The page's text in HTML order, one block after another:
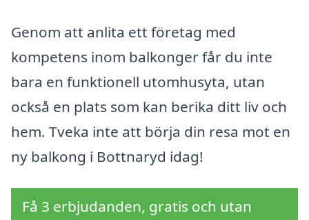
Genom att anlita ett företag med
kompetens inom balkonger får du inte
bara en funktionell utomhusyta, utan
också en plats som kan berika ditt liv och
hem. Tveka inte att börja din resa mot en
ny balkong i Bottnaryd idag!
Få 3 erbjudanden, gratis och utan